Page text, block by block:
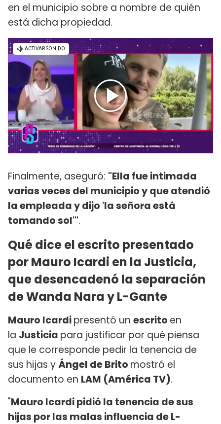
en el municipio sobre a nombre de quién
está dicha propiedad.
Finalmente, aseguró: "Ella fue intimada
varias veces del municipio y que atendió
la empleada y dijo 'la señora está
tomando sol'".
Qué dice el escrito presentado
por Mauro Icardi en la Justicia,
que desencadenó la separación
de Wanda Nara y L-Gante
Mauro Icardipresentó un escrito en
la Justicia para justificar por qué piensa
que le corresponde pedir la tenencia de
sus hijas yÁngel de Brito mostró el
documento en LAM (América TV).
"Mauro Icardi pidió la tenencia de sus
hijas por las malas influencia de L-